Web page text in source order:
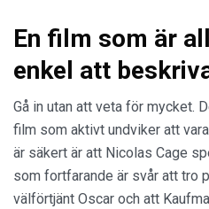
En film som är
enkel att
Gå in utan att veta för mycket.
film som aktivt undviker att
är säkert är att Nicolas Cage
som fortfarande är svår att tro
välförtjänt Oscar och att